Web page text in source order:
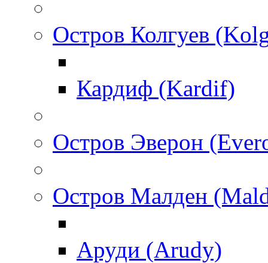
Остров Колгуев
Кардиф (Kardif)
Остров Эверон
Остров Малден
Аруди (Arudy)